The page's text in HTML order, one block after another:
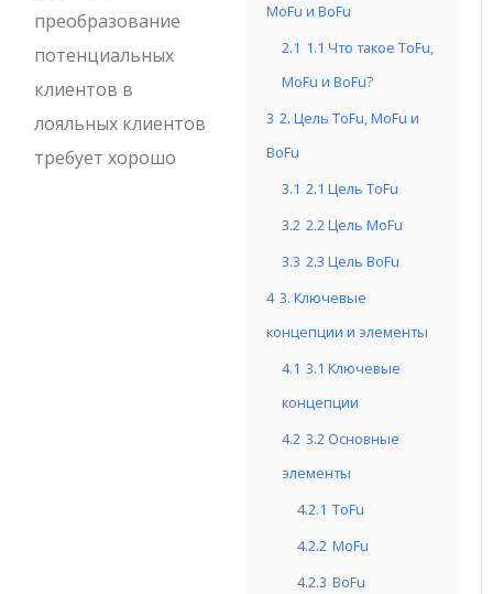
MoFu и BoFu
2.1 1.1 Что такое ToFu,
MoFu и BoFu?
3 2. Цель ToFu, MoFu и
BoFu
3.1 2.1 Цель ToFu
3.2 2.2 Цель MoFu
3.3 2.3 Цель BoFu
4 3. Ключевые
концепции и элементы
4.1 3.1 Ключевые
концепции
4.2 3.2 Основные
элементы
4.2.1 ToFu
4.2.2 MoFu
4.2.3 BoFu
преобразование
потенциальных
клиентов в
лояльных клиентов
требует хорошо